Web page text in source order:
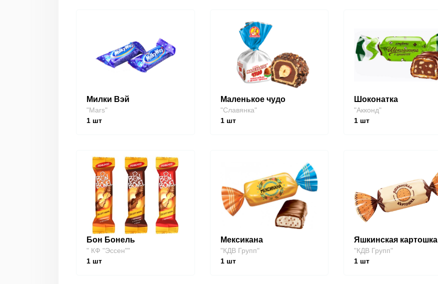
Милки Вэй
"Mars"
1 шт
Маленькое чудо
"Славянка"
1шт
Шоконатка
"Акконд"
1 шт
Бон Бонель
" КФ "Эссен""
1 шт
Мексикана
"КДВ Групп"
1шт
Яшкинская картошка
"КДВ Групп"
1 шт